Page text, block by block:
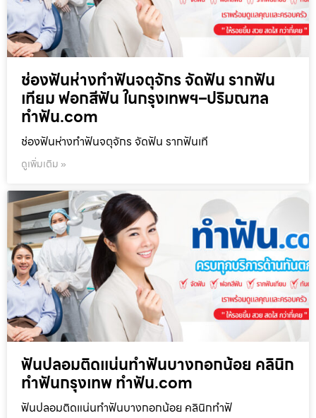
ช่องฟันห่างทำฟันจตุจักร จัดฟัน รากฟัน
เทียม ฟอกสีฟัน ในกรุงเทพฯ–ปริมณฑล
ทำฟัน.com
ช่องฟันห่างทำฟันจตุจักร จัดฟัน รากฟันเที
ดูเพิ่มเติม »
ฟันปลอมติดแน่นทำฟันบางกอกน้อย คลินิก
ทำฟันกรุงเทพ ทำฟัน.com
ฟันปลอมติดแน่นทำฟันบางกอกน้อย คลินิกทำฟั